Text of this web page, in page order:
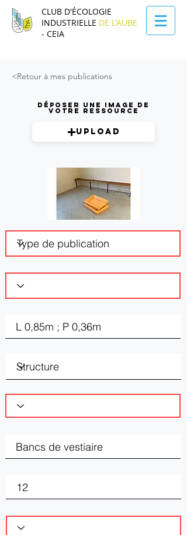
CLUB D'ÉCOLOGIE
INDUSTRIELLE DE L'AUBE
- CEIA
<Retour à mes publications
Déposer une image de
votre ressource
Upload